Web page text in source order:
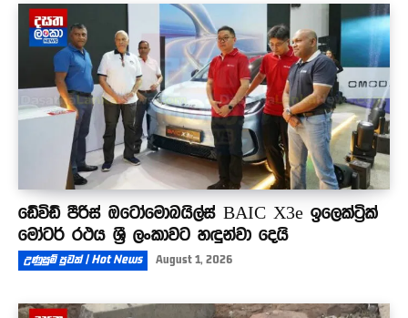
ඩේවිඩ් පීරිස් ඔටෝමොබයිල්ස් BAIC X3e ඉලෙක්ට්‍රික්
මෝටර් රථය ශ්‍රී ලංකාවට හඳුන්වා දෙයි
උණුසුම් පුවත් | Hot News August 1, 2026